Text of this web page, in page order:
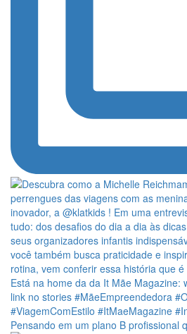
Pensando em um plano B profissional